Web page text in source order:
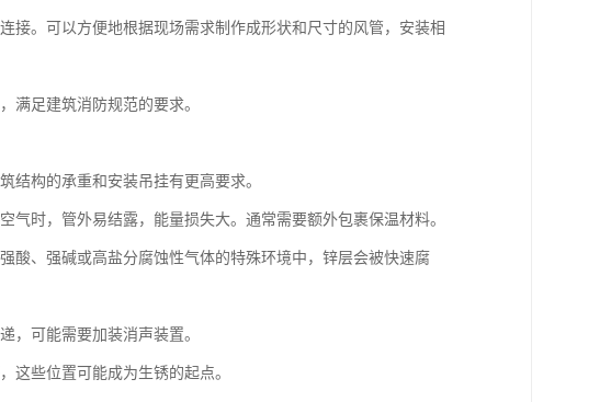
。可以方便地根据现场需求制作成形状和尺寸的风管，安装相
满足建筑消防规范的要求。
结构的承重和安装吊挂有更高要求。
时，管外易结露，能量损失大。通常需要额外包裹保温材料。
酸、强碱或高盐分腐蚀性气体的特殊环境中，锌层会被快速腐
，可能需要加装消声装置。
这些位置可能成为生锈的起点。